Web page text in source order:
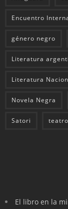
Encuentro
género negro
Literatura
Literatura
Novela Negra
Satori
El libro en la